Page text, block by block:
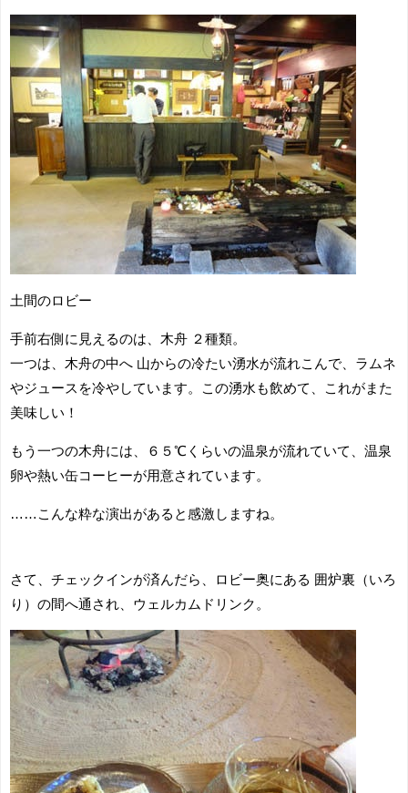
土間のロビー
手前右側に見えるのは、木舟 ２種類。
一つは、木舟の中へ 山からの冷たい湧水が流れこんで、ラムネ
やジュースを冷やしています。この湧水も飲めて、これがまた
美味しい！
もう一つの木舟には、６５℃くらいの温泉が流れていて、温泉
卵や熱い缶コーヒーが用意されています。
……こんな粋な演出があると感激しますね。
さて、チェックインが済んだら、ロビー奥にある 囲炉裏（いろ
り）の間へ通され、ウェルカムドリンク。